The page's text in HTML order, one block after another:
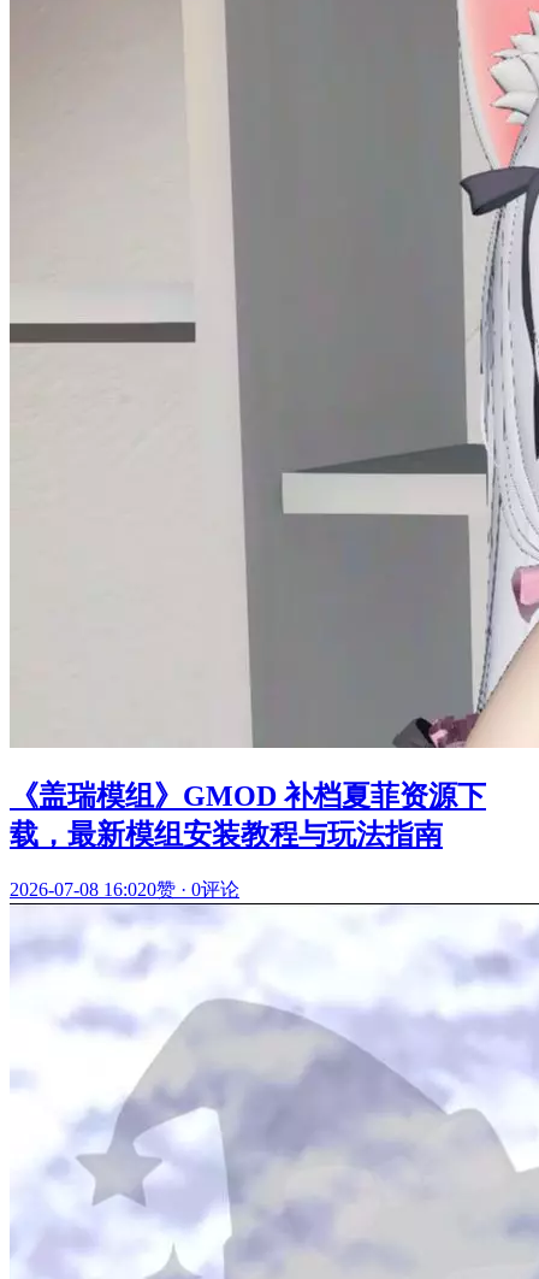
《盖瑞模组》GMOD 补档夏菲资源下
载，最新模组安装教程与玩法指南
2026-07-08 16:020赞 · 0评论